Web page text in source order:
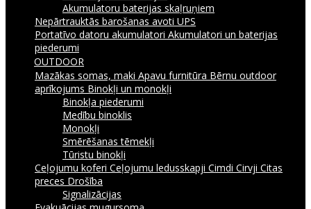
Akumulatoru baterijas skaļruņiem
Nepārtrauktās barošanas avoti UPS
Portatīvo datoru akumulatori Akumulatori un baterijas
piederumi
OUTDOOR
Mazākas somas, maki Apavu furnitūra Bērnu outdoor
aprīkojums Binokļi un monokļi
Binokļa piederumi
Medību binoklis
Monokļi
Smērēšanas tēmekļi
Tūristu binokļi
Ceļojumu koferi Ceļojumu ledusskapji Cimdi Cirvji Citas
preces Drošība
Signalizācijas